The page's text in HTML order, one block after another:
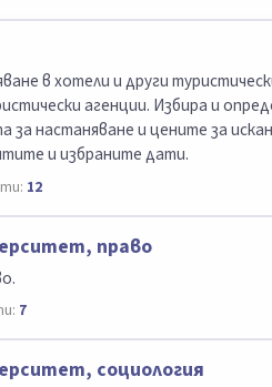
в хотели и други
агенции. Избира и
за настаняване и цените за
и избраните дати.
12
право
7
социология